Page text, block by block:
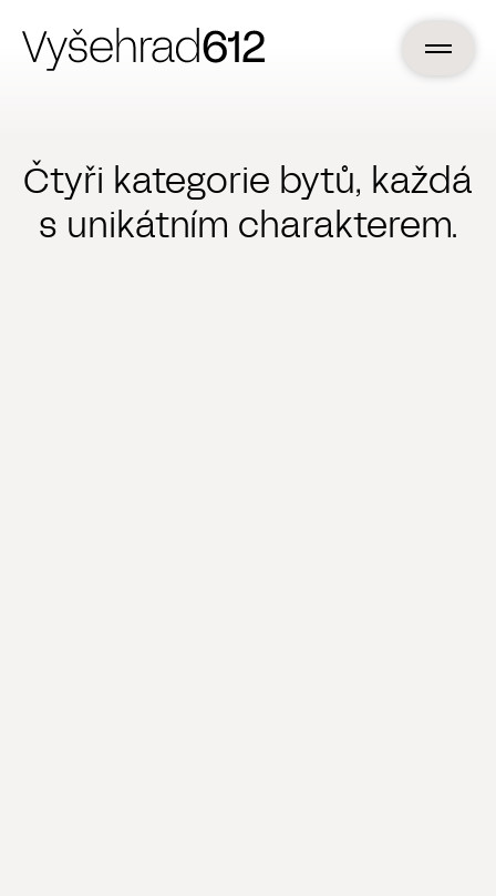
Čtyři kategorie bytů, každá
s unikátním charakterem.